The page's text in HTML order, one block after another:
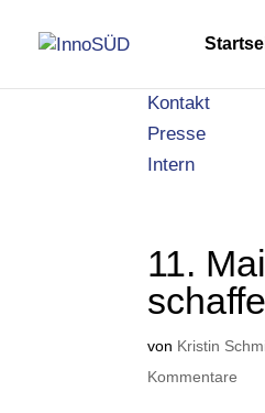
Kontakt
Presse
Intern
11.
von Kristin
Kommentare